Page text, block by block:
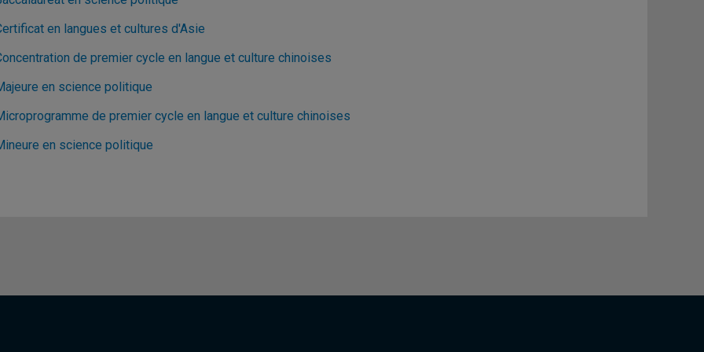
en langues et cultures d'Asie
de premier cycle en langue et culture chinoises
en science politique
de premier cycle en langue et culture chinoises
en science politique